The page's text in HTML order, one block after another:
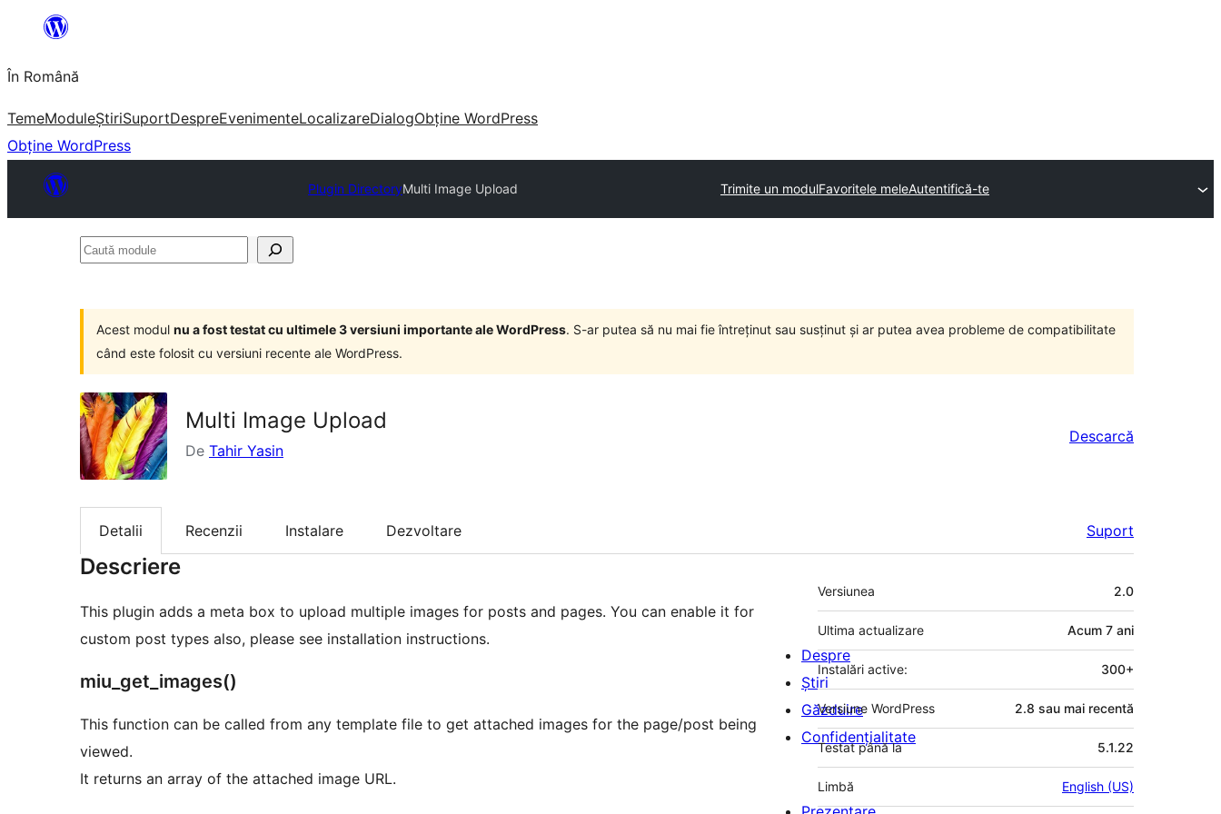
conținut
În Română
TemeModuleȘtiriSuportDespreEvenimenteLocalizareDialogObține WordPress
Obține WordPress
Plugin DirectoryMulti Image Upload Trimite un modulFavoritele meleAutentifică-te
Caută
Acest modul nu a fost testat cu ultimele 3 versiuni importante ale WordPress. S-ar putea să nu mai fie întreținut sau susținut și ar putea avea probleme de compatibilitate
când este folosit cu versiuni recente ale WordPress.
Multi Image Upload
De Tahir Yasin
Descarcă
Detalii Recenzii Instalare Dezvoltare Suport
Descriere
This plugin adds a meta box to upload multiple images for posts and pages. You can enable it for
custom post types also, please see installation instructions.
miu_get_images()
This function can be called from any template file to get attached images for the page/post being
viewed.
It returns an array of the attached image URL.
Meta
Versiunea 2.0
Ultima actualizare Acum 7 ani
Instalări active: 300+
Versiune WordPress 2.8 sau mai recentă
Testat până la 5.1.22
Limbă English (US)
Despre
Știri
Găzduire
Confidențialitate